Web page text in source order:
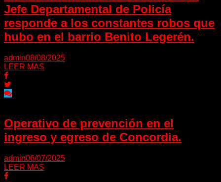
Jefe Departamental de Policía
responde a los constantes robos que
hubo en el barrio Benito Legerén.
admin08/08/2025
LEER MAS
Operativo de prevención en el
ingreso y egreso de Concordia.
admin06/07/2025
LEER MAS